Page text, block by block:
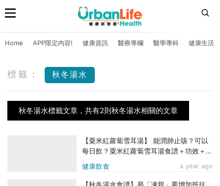
Home APP限定內容! 健康資訊 醫療專欄 醫學專科 健康生活
標籤： 秋冬湯水
秋冬湯水標籤文章，共有2則秋冬湯水相關的文章
健康飲食 a year ago
【粟米紅蘿蔔雪耳湯】 能潤肺止咳？可以
每日飲？粟米紅蘿蔔雪耳湯食譜＋功效＋多
種版本煮法
【秋冬湯水食譜】易「凍親」要增加抵抗